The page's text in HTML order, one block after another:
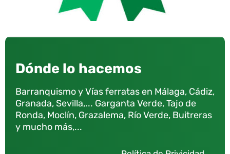
Dónde lo hacemos
Barranquismo y Vías ferratas en Málaga, Cádiz,
Granada, Sevilla,... Garganta Verde, Tajo de
Ronda, Moclín, Grazalema, Río Verde, Buitreras
y mucho más,...